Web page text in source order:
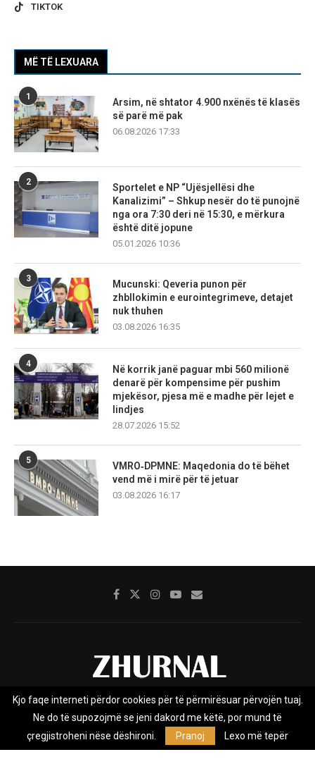
TIKTOK
MË TË LEXUARA
1
Arsim, në shtator 4.900 nxënës të klasës
së parë më pak
06.08.2026 17:33
2
Sportelet e NP “Ujësjellësi dhe
Kanalizimi” – Shkup nesër do të punojnë
nga ora 7:30 deri në 15:30, e mërkura
është ditë jopune
05.01.2026 10:36
3
Mucunski: Qeveria punon për
zhbllokimin e eurointegrimeve, detajet
nuk thuhen
03.08.2026 16:35
4
Në korrik janë paguar mbi 560 milionë
denarë për kompensime për pushim
mjekësor, pjesa më e madhe për lejet e
lindjes
28.07.2026 15:52
5
VMRO‑DPMNE: Maqedonia do të bëhet
vend më i mirë për të jetuar
03.08.2026 16:17
Rreth nesh Impresumi Marketing
Kontakt
Privacy Policy
Zhurnal.mk është Agjenci e Lajmeve e pavarur, e themeluar në vitin
Kjo faqe interneti përdor cookies për të përmirësuar përvojën tuaj.
Ne do të supozojmë se jeni dakord me këtë, por mund të
çregjistroheni nëse dëshironi.
Pranoj Lexo më tepër